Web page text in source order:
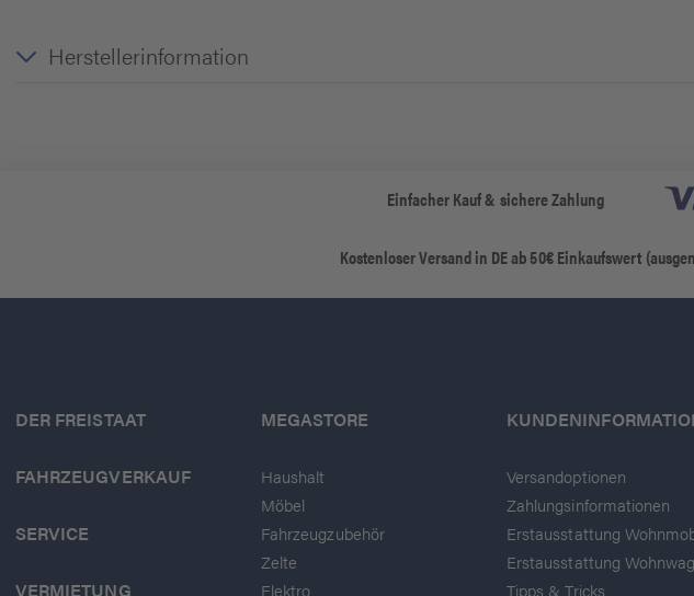
Herstellerinformation
Einfacher Kauf & sichere Zahlung
Kostenloser Versand in DE ab 50€ Einkaufswert
DER FREISTAAT
FAHRZEUGVERKAUF
SERVICE
VERMIETUNG
MEGASTORE
Haushalt
Möbel
Fahrzeugzubehör
Zelte
Elektro
Versandoptionen
Zahlungsinformationen
Erstausstattung
Erstausstattung
Tipps & Tricks